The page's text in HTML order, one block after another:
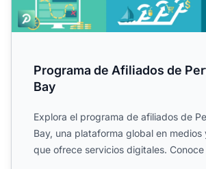
Programa de Afiliados de
Bay
Explora el programa de afiliados de
Bay, una plataforma global en medios
que ofrece servicios digitales. Conoce